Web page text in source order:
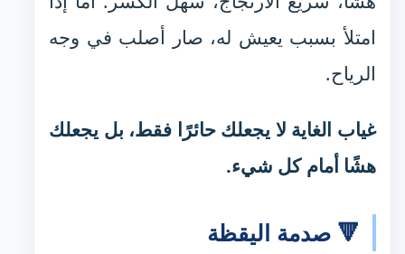
امتلأ بسبب يعيش له، صار أصلب في وجه
الرياح.
غياب الغاية لا يجعلك حائرًا فقط، بل يجعلك
هشًا أمام كل شيء.
🔻 صدمة اليقظة